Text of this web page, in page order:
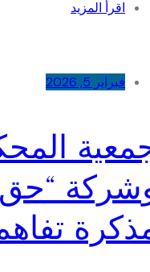
اقرأ المزيد
فبراير 5, 2026